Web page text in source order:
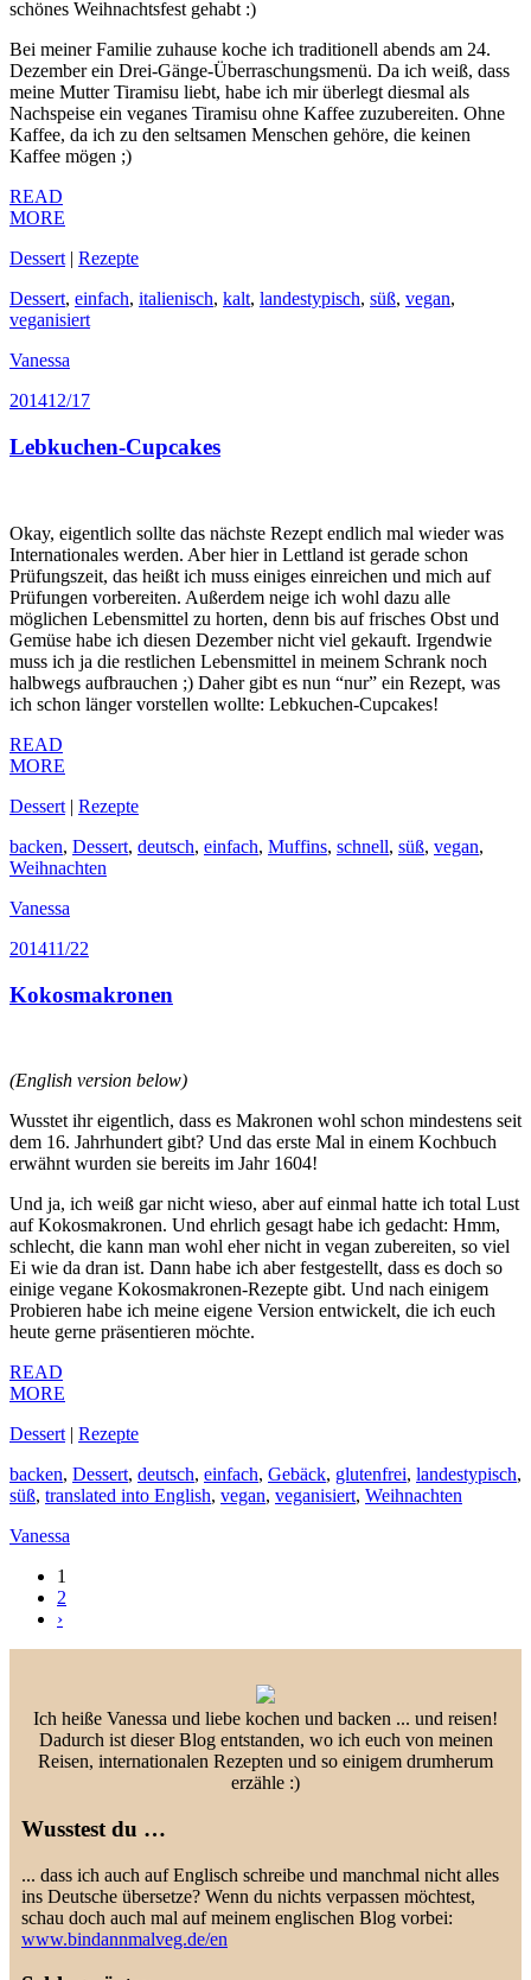
schönes Weihnachtsfest gehabt :)
Bei meiner Familie zuhause koche ich traditionell abends am 24.
Dezember ein Drei-Gänge-Überraschungsmenü. Da ich weiß, dass
meine Mutter Tiramisu liebt, habe ich mir überlegt diesmal als
Nachspeise ein veganes Tiramisu ohne Kaffee zuzubereiten. Ohne
Kaffee, da ich zu den seltsamen Menschen gehöre, die keinen
Kaffee mögen ;)
READ
MORE
Dessert| Rezepte
Dessert, einfach, italienisch, kalt, landestypisch, süß, vegan,
veganisiert
Vanessa
201412/17
Lebkuchen-Cupcakes
Okay, eigentlich sollte das nächste Rezept endlich mal wieder was
Internationales werden. Aber hier in Lettland ist gerade schon
Prüfungszeit, das heißt ich muss einiges einreichen und mich auf
Prüfungen vorbereiten. Außerdem neige ich wohl dazu alle
möglichen Lebensmittel zu horten, denn bis auf frisches Obst und
Gemüse habe ich diesen Dezember nicht viel gekauft. Irgendwie
muss ich ja die restlichen Lebensmittel in meinem Schrank noch
halbwegs aufbrauchen ;) Daher gibt es nun “nur” ein Rezept, was
ich schon länger vorstellen wollte: Lebkuchen-Cupcakes!
READ
MORE
Dessert | Rezepte
backen, Dessert, deutsch, einfach, Muffins, schnell, süß, vegan,
Weihnachten
Vanessa
201411/22
Kokosmakronen
(English version below)
Wusstet ihr eigentlich, dass es Makronen wohl schon mindestens seit
dem 16. Jahrhundert gibt? Und das erste Mal in einem Kochbuch
erwähnt wurden sie bereits im Jahr 1604!
Und ja, ich weiß gar nicht wieso, aber auf einmal hatte ich total Lust
auf Kokosmakronen. Und ehrlich gesagt habe ich gedacht: Hmm,
schlecht, die kann man wohl eher nicht in vegan zubereiten, so viel
Ei wie da dran ist. Dann habe ich aber festgestellt, dass es doch so
einige vegane Kokosmakronen-Rezepte gibt. Und nach einigem
Probieren habe ich meine eigene Version entwickelt, die ich euch
heute gerne präsentieren möchte.
READ
MORE
Dessert | Rezepte
backen, Dessert, deutsch, einfach, Gebäck, glutenfrei, landestypisch,
süß, translated into English, vegan, veganisiert, Weihnachten
Vanessa
1
2
›
Ich heiße Vanessa und liebe kochen und backen ... und reisen!
Dadurch ist dieser Blog entstanden, wo ich euch von meinen
Reisen, internationalen Rezepten und so einigem drumherum
erzähle :)
Wusstest du …
... dass ich auch auf Englisch schreibe und manchmal nicht alles
ins Deutsche übersetze? Wenn du nichts verpassen möchtest,
schau doch auch mal auf meinem englischen Blog vorbei:
www.bindannmalveg.de/en